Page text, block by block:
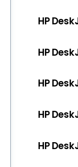
HP
HP
HP
HP
HP